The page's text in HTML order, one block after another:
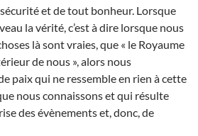
et de tout bonheur. Lorsque
la vérité, c’est à dire lorsque nous
là sont vraies, que « le Royaume
de nous », alors nous
paix qui ne ressemble en rien à cette
nous connaissons et qui résulte
des évènements et, donc, de